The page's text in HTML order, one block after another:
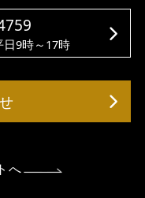
9時～17時
へ